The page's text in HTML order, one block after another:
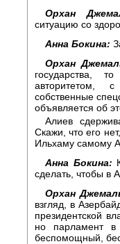
Орхан
ситуацию со
Анна Бокина:
Орхан
государства,
авторитетом,
собственные
объявляется об
Алиев
Скажи, что его
Ильхаму самому
Анна Бокина:
сделать, чтобы в
Орхан
взгляд, в
президентской
но парламент в
беспомощный,